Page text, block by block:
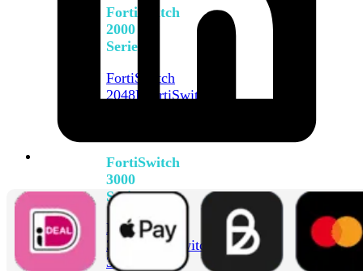
FortiSwitch
2000
Series
FortiSwitch
2048F
FortiSwitch
FortiSwitch
3000
Series
FortiSwitch
3032E
FortiSwitch
3032G